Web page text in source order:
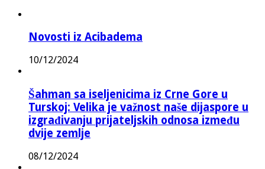
Novosti iz Acibadema
10/12/2024
Šahman sa iseljenicima iz Crne Gore u
Turskoj: Velika je važnost naše dijaspore u
izgrađivanju prijateljskih odnosa između
dvije zemlje
08/12/2024